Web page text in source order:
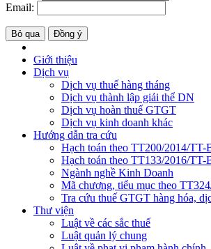
Email:
Bỏ qua Đồng ý
Giới thiệu
Dịch vụ
Dịch vụ thuế hàng tháng
Dịch vụ thành lập giải thể DN
Dịch vụ hoàn thuế GTGT
Dịch vụ kinh doanh khác
Hướng dẫn tra cứu
Hạch toán theo TT200/2014/TT-
Hạch toán theo TT133/2016/TT-
Ngành nghề Kinh Doanh
Mã chương, tiểu mục theo
Tra cứu thuế GTGT hàng hóa,
Thư viện
Luật về các sắc thuế
Luật quản lý chung